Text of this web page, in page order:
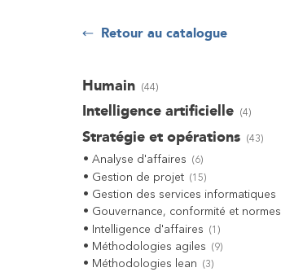
Retour au catalogue
Humain (44)
Intelligence artificielle (4)
Stratégie et opérations (43)
Analyse d'affaires (6)
Gestion de projet (15)
Gestion des services informatiques
Gouvernance, conformité et normes
Intelligence d'affaires (1 )
Méthodologies agiles (9)
Méthodologies lean (3)